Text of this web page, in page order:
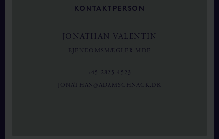
KONTAKTPERSON
JONATHAN VALENTIN
EJENDOMSMÆGLER MDE
+45 2825 4523
JONATHAN@ADAMSCHNACK.DK